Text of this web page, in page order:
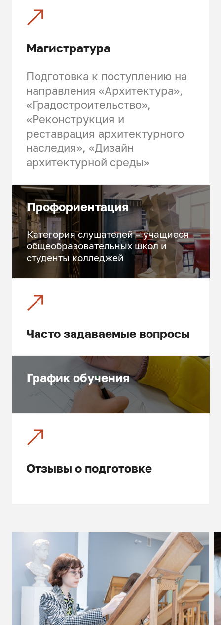
Магистратура
Подготовка к поступлению на
направления «Архитектура»,
«Градостроительство»,
«Реконструкция и
реставрация архитектурного
наследия», «Дизайн
архитектурной среды»
Профориен­та­ция
Категория слушателей – учащиеся
общеобразовательных школ и
студенты колледжей
Часто за­да­ва­емые во­про­сы
График обучения
Отзывы о подготовке